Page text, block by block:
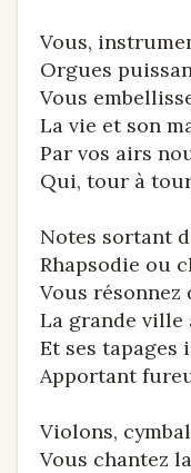
Vous,
Orgues
Vous
La vie et son
Par vos airs
Qui, tour à
Notes sortant
Rhapsodie ou
Vous résonnez
La grande
Et ses tapages
Apportant
Violons,
Vous chantez